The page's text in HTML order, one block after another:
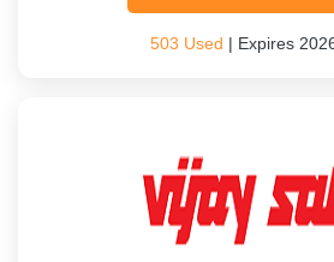
503 Used | Expires